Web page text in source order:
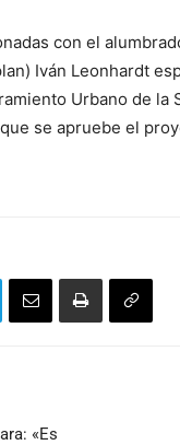
con el
Iván Leonhardt
Urbano de
se apruebe el
«Es